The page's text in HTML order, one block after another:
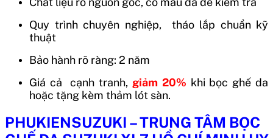
Quy trình chuyên nghiệp, tháo lắp chuẩn kỹ
thuật
Bảo hành rõ ràng: 2 năm
Giá cả cạnh tranh, giảm 20% khi bọc ghế da
hoặc tặng kèm thảm lót sàn.
PHUKIENSUZUKI – TRUNG TÂM BỌC